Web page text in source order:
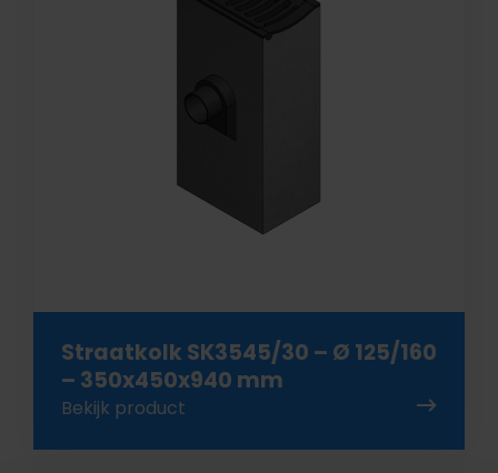
Straatkolk SK3545/30 – Ø 125/160
– 350x450x940 mm
Bekijk product